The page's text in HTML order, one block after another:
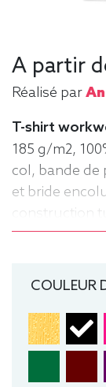
A partir
Réalisé par
T-shirt
185 g/m2,
col, bande de
et bride
construction
S à 4XL. Tee-
COULEUR